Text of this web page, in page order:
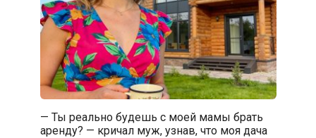
— Ты реально будешь с моей мамы брать
аренду? — кричал муж, узнав, что моя дача